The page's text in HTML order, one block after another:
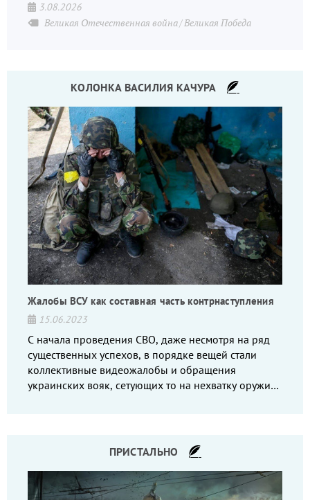
3.08.2026
Великая Отечественная война Великая Победа
КОЛОНКА ВАСИЛИЯ КАЧУРА
Жалобы ВСУ как составная часть контрнаступления
15.06.2023
С начала проведения СВО, даже несмотря на ряд
существенных успехов, в порядке вещей стали
коллективные видеожалобы и обращения
украинских вояк, сетующих то на нехватку оружия,
ПРИСТАЛЬНО